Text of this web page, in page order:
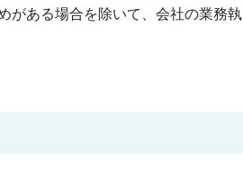
がある場合を除いて、会社の業務執